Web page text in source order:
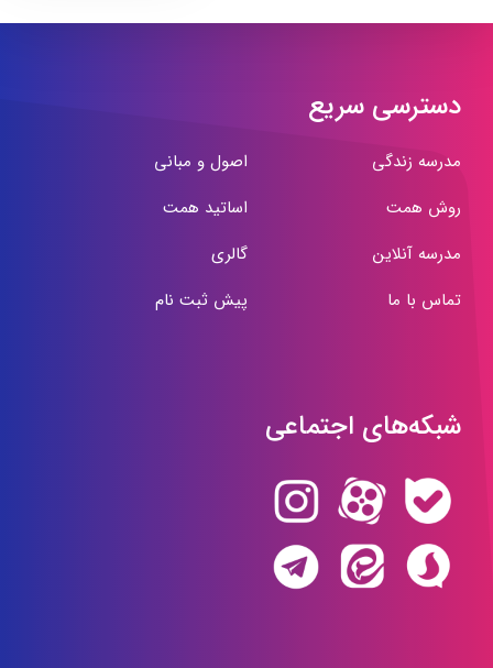
دسترسی سریع
مدرسه زندگی
اصول و مبانی
روش همت
اساتید همت
مدرسه آنلاین
گالری
تماس با ما
پیش ثبت نام
شبکه‌های اجتماعی